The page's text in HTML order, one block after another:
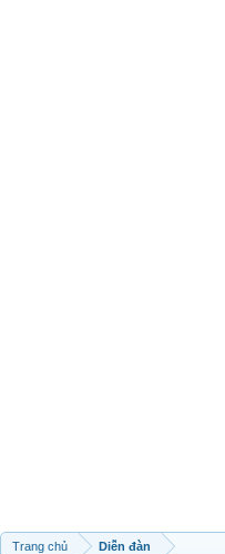
Trang chủ Diễn đàn